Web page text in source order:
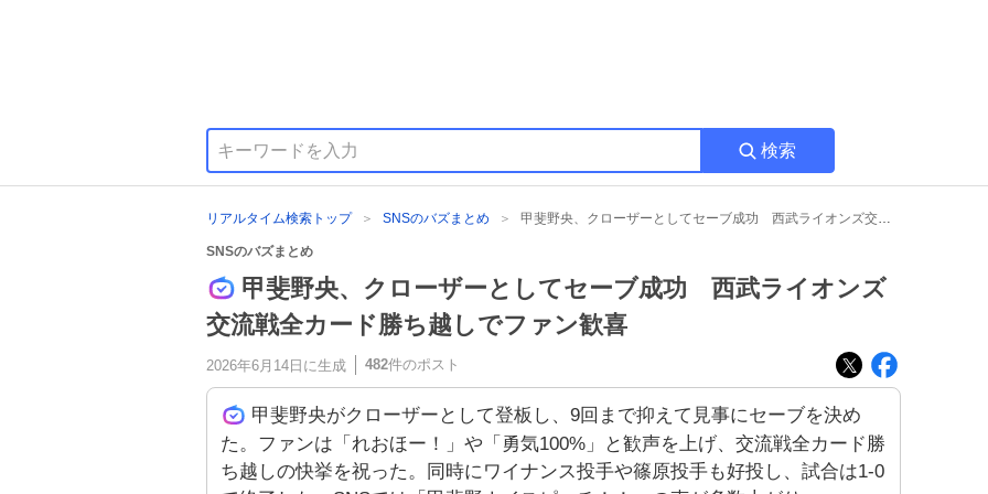
検索
リアルタイム検索トップ SNSのバズまとめ 甲斐野央、クローザーとしてセーブ成功 西武ライオンズ交流戦全カード勝ち越しでファン歓喜
SNSのバズまとめ
甲斐野央、クローザーとしてセーブ成功 西武ライオンズ
交流戦全カード勝ち越しでファン歓喜
2026年6月14日 に生成 482件のポスト
甲斐野央がクローザーとして登板し、9回まで抑えて見事にセーブを決め
た。ファンは「れおほー！」や「勇気100%」と歓声を上げ、交流戦全カード勝
ち越しの快挙を祝った。同時にワイナンス投手や篠原投手も好投し、試合は1-0